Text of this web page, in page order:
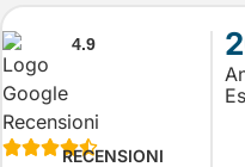
4.9

RECENSIONI